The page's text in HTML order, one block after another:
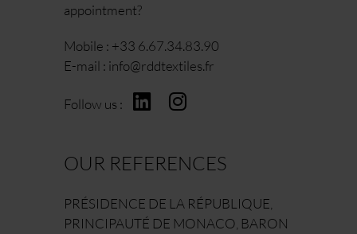
appointment?
Mobile : +33 6.67.34.83.90
E-mail : info@rddtextiles.fr
Follow us :
OUR REFERENCES
PRÉSIDENCE DE LA RÉPUBLIQUE,
PRINCIPAUTÉ DE MONACO, BARON